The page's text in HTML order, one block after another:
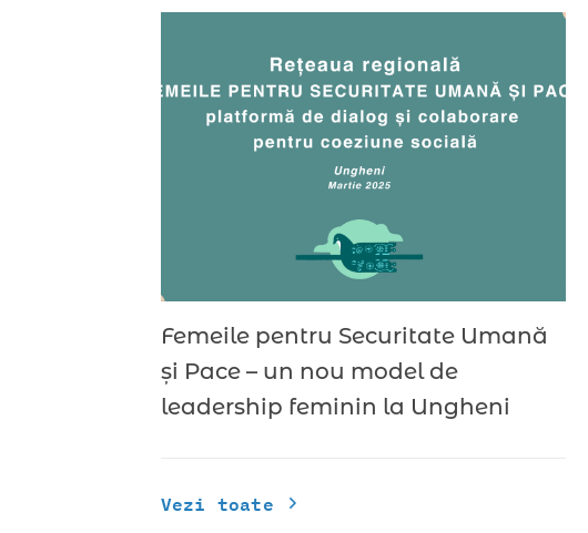
Femeile pentru Securitate Umană
și Pace – un nou model de
leadership feminin la Ungheni
Vezi toate